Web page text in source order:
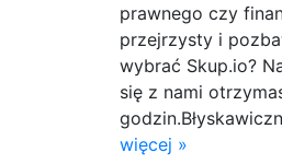
prawnego czy
przejrzysty i
wybrać Skup.io?
się z nami
więcej »